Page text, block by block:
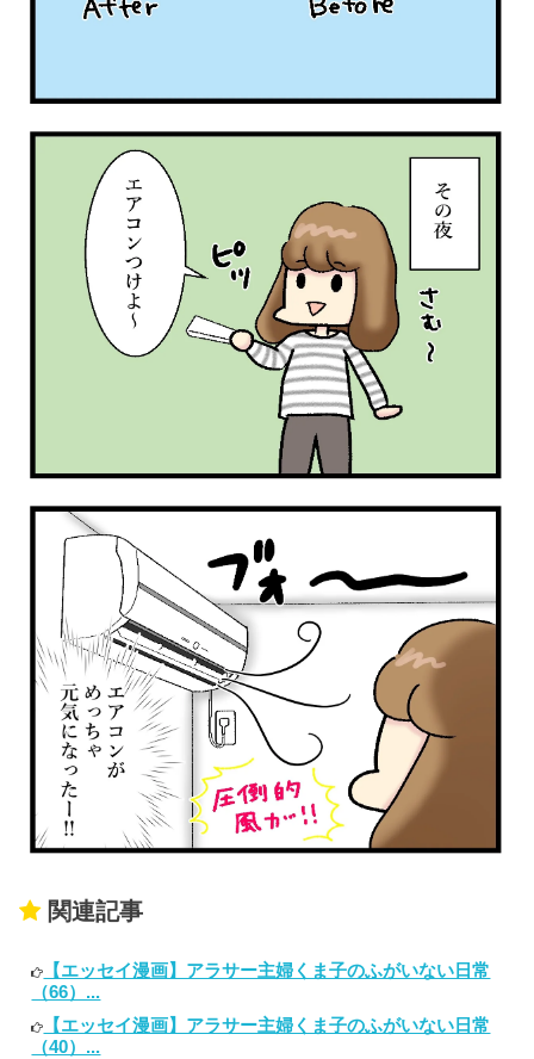
関連記事
【エッセイ漫画】アラサー主婦くま子のふがいない日常
（66）...
【エッセイ漫画】アラサー主婦くま子のふがいない日常
（40）...